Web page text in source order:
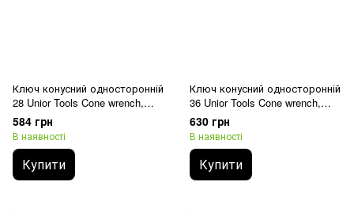
Ключ конусний односторонній
28 Unior Tools Cone wrench,
single sided RED
584 грн
В наявності
Купити
Ключ конусний односторонній
36 Unior Tools Cone wrench,
single sided RED
630 грн
В наявності
Купити